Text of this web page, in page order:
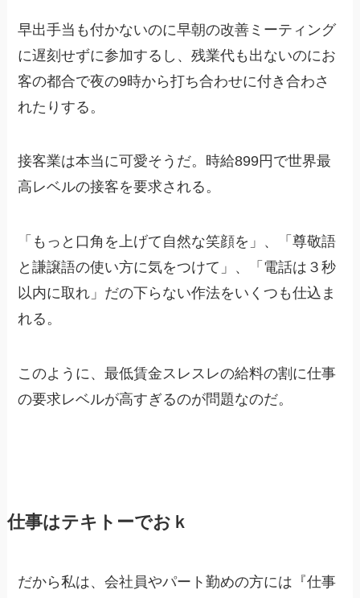
早出手当も付かないのに早朝の改善ミーティング
に遅刻せずに参加するし、残業代も出ないのにお
客の都合で夜の9時から打ち合わせに付き合わさ
れたりする。
接客業は本当に可愛そうだ。時給899円で世界最
高レベルの接客を要求される。
「もっと口角を上げて自然な笑顔を」、「尊敬語
と謙譲語の使い方に気をつけて」、「電話は３秒
以内に取れ」だの下らない作法をいくつも仕込ま
れる。
このように、最低賃金スレスレの給料の割に仕事
の要求レベルが高すぎるのが問題なのだ。
仕事はテキトーでおｋ
だから私は、会社員やパート勤めの方には『仕事